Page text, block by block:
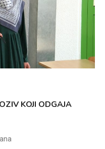
KOJI ODGAJA